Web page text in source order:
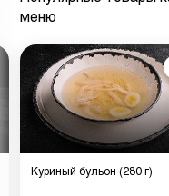
меню
Куриный бульон (280 г)